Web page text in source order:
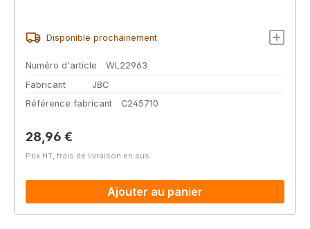
Disponible prochainement
Numéro d'article
WL22963
Fabricant
JBC
Référence fabricant
C245710
Prix régulier :
28,96 €
Prix HT, frais de livraison en sus
Ajouter au panier